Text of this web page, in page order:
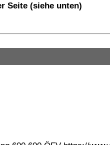
Seite (siehe unten)